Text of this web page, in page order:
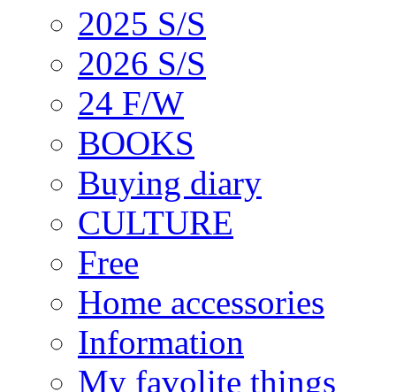
2025 S/S
2026 S/S
24 F/W
BOOKS
Buying diary
CULTURE
Free
Home accessories
Information
My favolite things